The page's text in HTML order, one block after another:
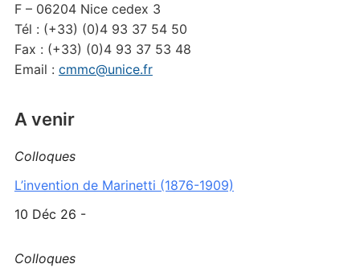
F – 06204 Nice cedex 3
Tél : (+33) (0)4 93 37 54 50
Fax : (+33) (0)4 93 37 53 48
Email : cmmc@unice.fr
A venir
Colloques
L’invention de Marinetti (1876-1909)
10 Déc 26 -
Colloques